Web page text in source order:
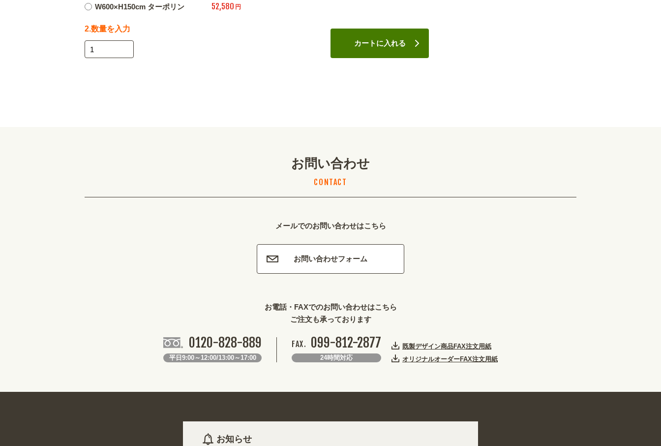
W600×H150cm ターポリン 52,580 円
2.数量を入力
カートに入れる
お問い合わせ
CONTACT
メールでのお問い合わせはこちら
お問い合わせフォーム
お電話・FAXでのお問い合わせはこちら
ご注文も承っております
0120-828-889
平日9:00～12:00/13:00～17:00
FAX. 099-812-2877
24時間対応
既製デザイン商品FAX注文用紙
オリジナルオーダーFAX注文用紙
お知らせ